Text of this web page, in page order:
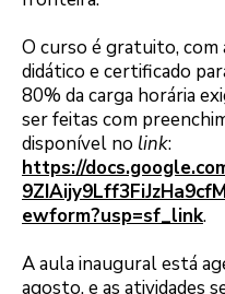
O curso é gratuito, com
didático e certificado
80% da carga horária
ser feitas com
disponível no link:
https://
ewform?usp=sf_link.
A aula inaugural está
agosto, e as atividades